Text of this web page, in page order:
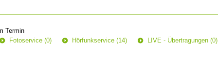
Termin
Fotoservice (0) Hörfunkservice (14) LIVE - Übertragungen (0)